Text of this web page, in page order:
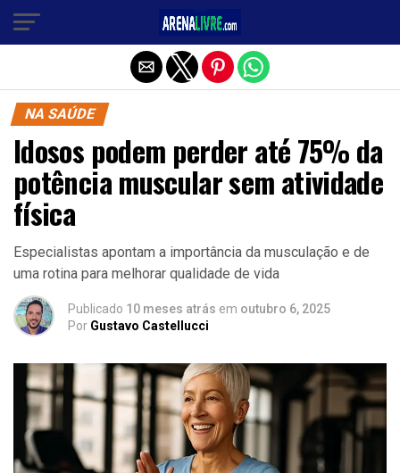
NA SAÚDE
Idosos podem perder até 75% da
potência muscular sem atividade
física
Especialistas apontam a importância da musculação e de
uma rotina para melhorar qualidade de vida
Publicado 10 meses atrás em outubro 6, 2025
Por Gustavo Castellucci
Sair da versão mobile